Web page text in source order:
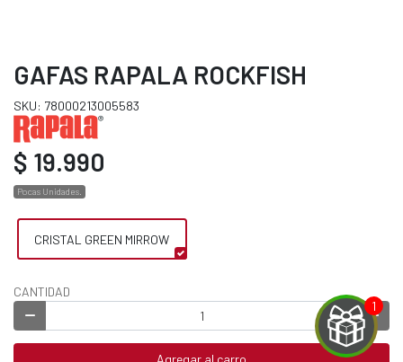
GAFAS RAPALA ROCKFISH
SKU: 78000213005583
$ 19.990
Pocas Unidades.
CRISTAL GREEN MIRROW
CANTIDAD
Agregar al carro